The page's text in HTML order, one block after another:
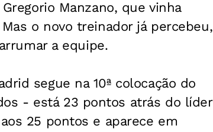
Manzano, que vinha
o novo treinador já percebeu,
a equipe.
segue na 10ª colocação do
- está 23 pontos atrás do líder
25 pontos e aparece em